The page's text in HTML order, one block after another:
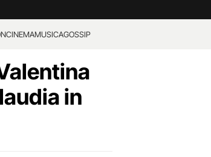
CINEMAMUSICAGOSSIP
in